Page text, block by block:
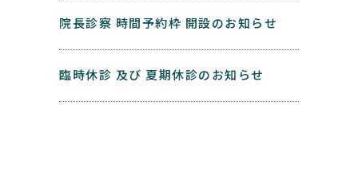
院長診察 時間予約枠 開設のお知らせ
臨時休診 及び 夏期休診のお知らせ